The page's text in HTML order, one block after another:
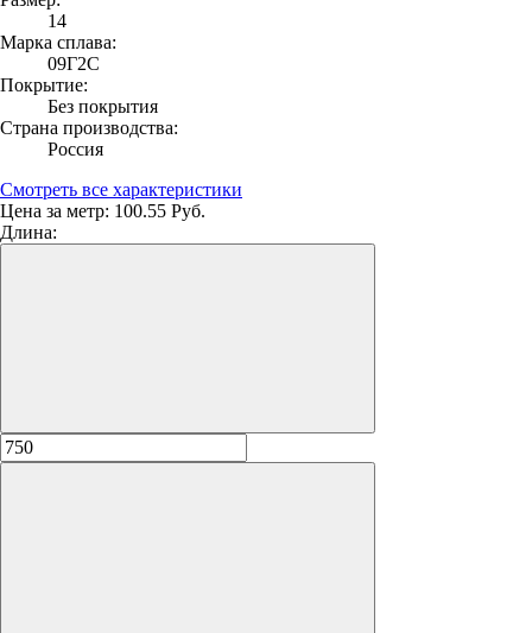
14
Марка сплава:
09Г2С
Покрытие:
Без покрытия
Страна производства:
Россия
Смотреть все характеристики
Цена за метр: 100.55 Руб.
Длина: